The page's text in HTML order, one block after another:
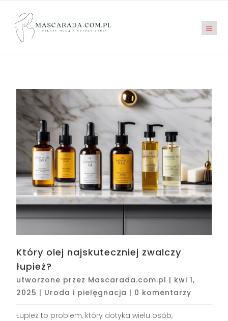
Który olej najskuteczniej zwalczy
łupież?
utworzone przez Mascarada.com.pl | kwi 1,
2025 | Uroda i pielęgnacja | 0 komentarzy
Łupież to problem, który dotyka wielu osób,